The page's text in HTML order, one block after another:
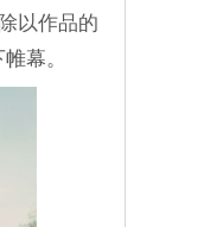
以作品的
幕。